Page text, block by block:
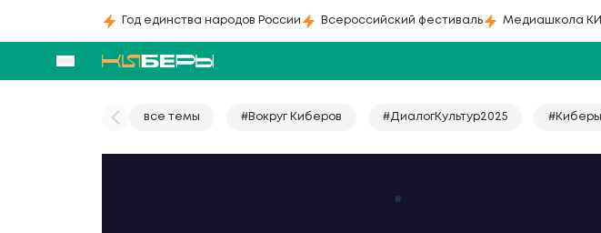
Год единства народов России Всероссийский фестиваль Медиашкола
все темы #Вокруг Киберов #ДиалогКультур2025 #Киберы